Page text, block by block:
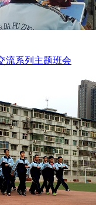
流系列主题班会